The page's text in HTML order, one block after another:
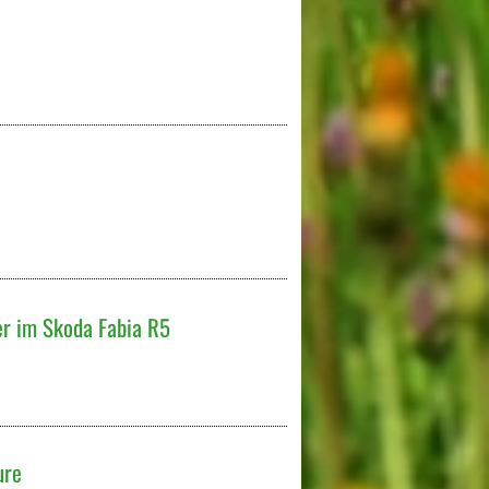
im Skoda Fabia R5